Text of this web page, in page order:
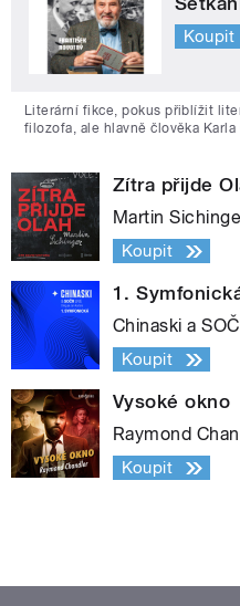
Koupit
Literární fikce, pokus přiblížit
filozofa, ale hlavně člověka
Zítra přijde
Martin
Koupit
1.
Chinaski a
Koupit
Vysoké okno
Raymond
Koupit